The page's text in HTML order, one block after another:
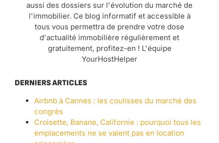
aussi des dossiers sur l'évolution du marché de
l'immobilier. Ce blog informatif et accessible à
tous vous permettra de prendre votre dose
d'actualité immobilière régulièrement et
gratuitement, profitez-en ! L'équipe
YourHostHelper
DERNIERS ARTICLES
Airbnb à Cannes : les coulisses du marché des
congrès
Croisette, Banane, Californie : pourquoi tous les
emplacements ne se valent pas en location